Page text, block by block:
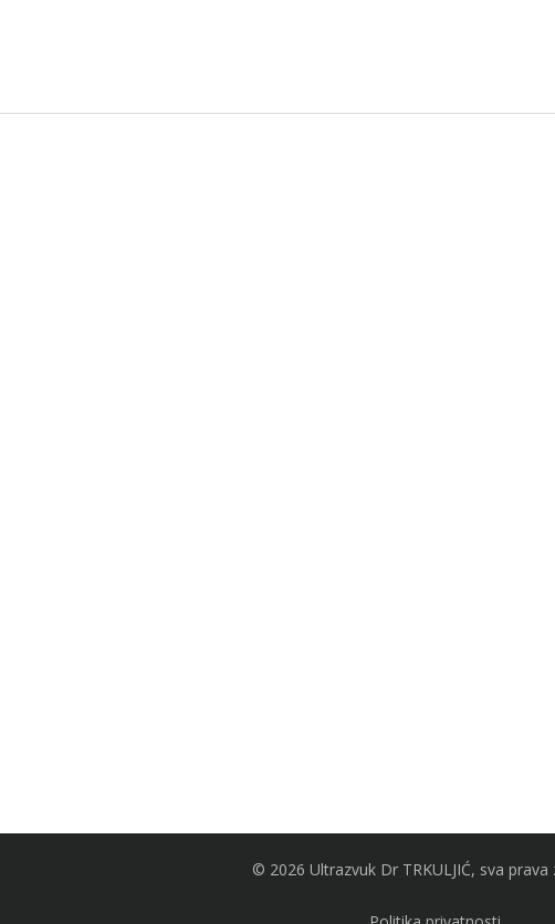
© 2026 Ultrazvuk Dr TRKULJIĆ, sva prava